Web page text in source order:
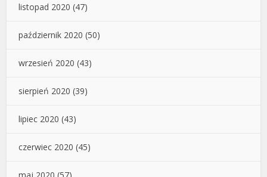
listopad 2020 (47)
październik 2020 (50)
wrzesień 2020 (43)
sierpień 2020 (39)
lipiec 2020 (43)
czerwiec 2020 (45)